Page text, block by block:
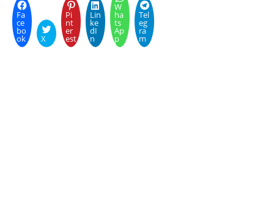
Fa
ce
bo
ok X
Pi
nt
er
est
Lin
ke
dI
n
W
ha
ts
Ap
p
Tel
eg
ra
m